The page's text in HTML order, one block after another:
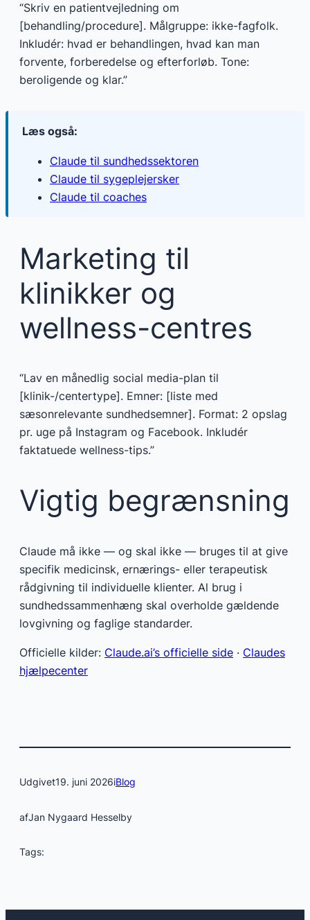
“Skriv en patientvejledning om
[behandling/procedure]. Målgruppe: ikke-fagfolk.
Inkludér: hvad er behandlingen, hvad kan man
forvente, forberedelse og efterforløb. Tone:
beroligende og klar.”
Læs også:
Claude til sundhedssektoren
Claude til sygeplejersker
Claude til coaches
Marketing til
klinikker og
wellness-centres
“Lav en månedlig social media-plan til
[klinik-/centertype]. Emner: [liste med
sæsonrelevante sundhedsemner]. Format: 2 opslag
pr. uge på Instagram og Facebook. Inkludér
faktatuede wellness-tips.”
Vigtig begrænsning
Claude må ikke — og skal ikke — bruges til at give
specifik medicinsk, ernærings- eller terapeutisk
rådgivning til individuelle klienter. Al brug i
sundhedssammenhæng skal overholde gældende
lovgivning og faglige standarder.
Officielle kilder: Claude.ai’s officielle side · Claudes
hjælpecenter
Udgivet19. juni 2026iBlog
afJan Nygaard Hesselby
Tags: